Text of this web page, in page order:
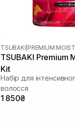
TSUBAKI PREMIUM MOIST
TSUBAKI Premium
Kit
Набір для
волосся
1 850₴